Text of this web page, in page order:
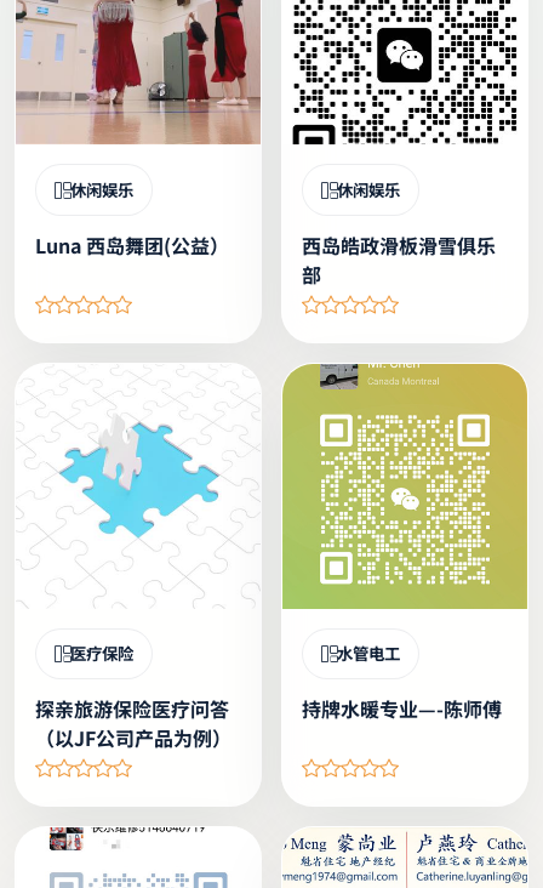
休闲娱乐
Luna 西岛舞团(公益）
休闲娱乐
西岛皓政滑板滑雪俱乐
部
医疗保险
探亲旅游保险医疗问答
（以JF公司产品为例）
水管电工
持牌水暖专业—-陈师傅